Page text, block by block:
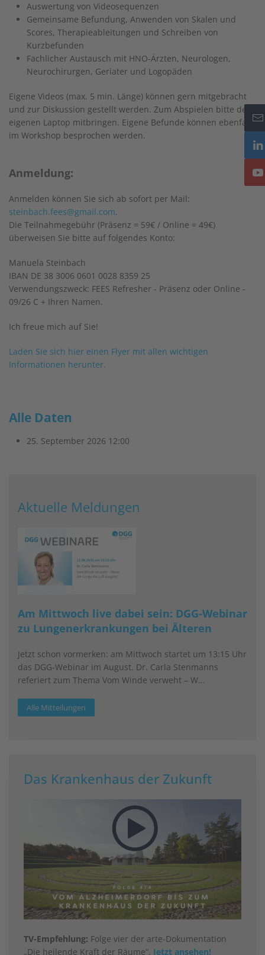
Auswertung von Videosequenzen
Gemeinsame Befundung, Anwenden von Skalen und
Scores, Therapieableitungen und Schreiben von
Kurzbefunden
Fachlicher Austausch mit HNO-Ärzten, Neurologen,
Neurochirurgen, Geriater und Logopäden
Eigene Videos (max. 5 min. Länge) können gern mitgebracht
und zur Diskussion gestellt werden. Zum Abspielen bitte den
eigenen Laptop mitbringen. Eigene Befunde können ebenfalls
im Workshop besprochen werden.
Anmeldung:
Anmelden können Sie sich ab sofort per Mail:
steinbach.fees@gmail.com.
Die Teilnahmegebühr (Präsenz = 59€ / Online = 49€)
überweisen Sie bitte auf folgendes Konto:
Manuela Steinbach
IBAN DE 38 3006 0601 0028 8359 25
Verwendungszweck: FEES Refresher - Präsenz oder Online -
09/26 C + Ihren Namen.
Ich freue mich auf Sie!
Laden Sie sich hier einen Flyer mit allen wichtigen
Informationen herunter.
Alle Daten
25. September 2026 12:00
Aktuelle Meldungen
Am Mittwoch live dabei sein: DGG-Webinar
zu Lungenerkrankungen bei Älteren
Jetzt schon vormerken: am Mittwoch startet um 13:15 Uhr
das DGG-Webinar im August. Dr. Carla Stenmanns
referiert zum Thema Vom Winde verweht – W…
Alle Mitteilungen
Das Krankenhaus der Zukunft
TV-Empfehlung: Folge vier der arte-Dokumentation
„Die heilende Kraft der Räume“. Jetzt ansehen!